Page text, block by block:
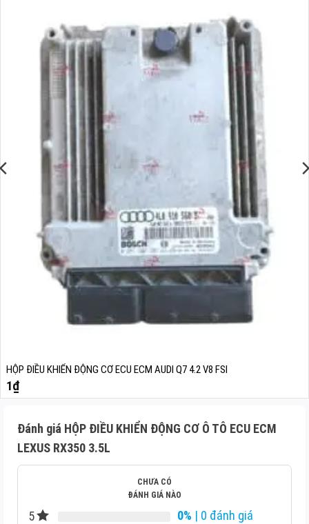
HỘP ĐIỀU KHIỂN ĐỘNG CƠ ECU ECM AUDI Q7 4.2 V8 FSI
1₫
Đánh giá HỘP ĐIỀU KHIỂN ĐỘNG CƠ Ô TÔ ECU ECM
LEXUS RX350 3.5L
CHƯA CÓ
ĐÁNH GIÁ NÀO
5 0% | 0 đánh giá